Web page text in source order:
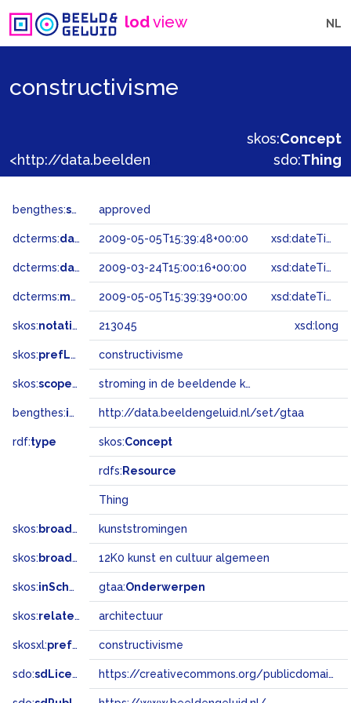
lodview NL
constructivisme
skos:Concept
sdo:Thing
bengthes:status approved
dcterms:dateAccepted 2009-05-05T15:39:48+00:00 xsd:dateTime
dcterms:dateSubmitted 2009-03-24T15:00:16+00:00 xsd:dateTime
dcterms:modified 2009-05-05T15:39:39+00:00 xsd:dateTime
skos:notation 213045 xsd:long
skos:prefLabel constructivisme
skos:scopeNote stroming in de beeldende kunst en de bouwkunst
bengthes:inSet http://data.beeldengeluid.nl/set/gtaa
rdf:type skos:Concept
rdfs: Resource
Thing
skos: broader kunststromingen
skos: broadMatch 12K0 kunst en cultuur algemeen
skos:inScheme gtaa:Onderwerpen
skos:related architectuur
skosxl:prefLabel constructivisme
sdo:sdLicense https://creativecommons.org/publicdomain/zero/1.0/